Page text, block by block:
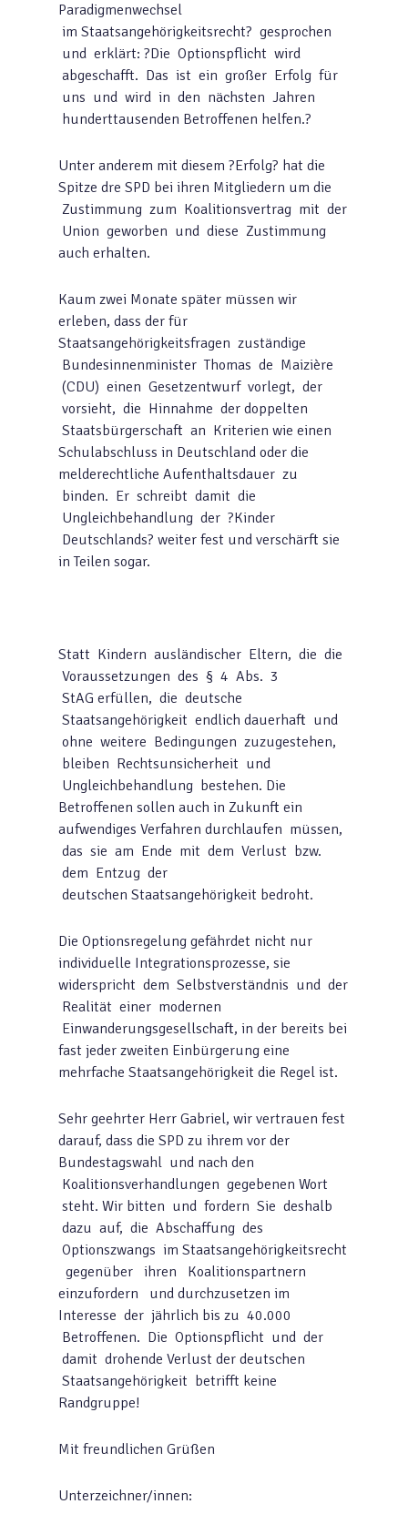
Paradigmenwechsel
im Staatsangehörigkeitsrecht? gesprochen
und erklärt: ?Die Optionspflicht wird
abgeschafft. Das ist ein großer Erfolg für
uns und wird in den nächsten Jahren
hunderttausenden Betroffenen helfen.?
Unter anderem mit diesem ?Erfolg? hat die
Spitze dre SPD bei ihren Mitgliedern um die
Zustimmung zum Koalitionsvertrag mit der
Union geworben und diese Zustimmung
auch erhalten.
Kaum zwei Monate später müssen wir
erleben, dass der für
Staatsangehörigkeitsfragen zuständige
Bundesinnenminister Thomas de Maizière
(CDU) einen Gesetzentwurf vorlegt, der
vorsieht, die Hinnahme der doppelten
Staatsbürgerschaft an Kriterien wie einen
Schulabschluss in Deutschland oder die
melderechtliche Aufenthaltsdauer zu
binden. Er schreibt damit die
Ungleichbehandlung der ?Kinder
Deutschlands? weiter fest und verschärft sie
in Teilen sogar.
Statt Kindern ausländischer Eltern, die die
Voraussetzungen des § 4 Abs. 3
StAG erfüllen, die deutsche
Staatsangehörigkeit endlich dauerhaft und
ohne weitere Bedingungen zuzugestehen,
bleiben Rechtsunsicherheit und
Ungleichbehandlung bestehen. Die
Betroffenen sollen auch in Zukunft ein
aufwendiges Verfahren durchlaufen müssen,
das sie am Ende mit dem Verlust bzw.
dem Entzug der
deutschen Staatsangehörigkeit bedroht.
Die Optionsregelung gefährdet nicht nur
individuelle Integrationsprozesse, sie
widerspricht dem Selbstverständnis und der
Realität einer modernen
Einwanderungsgesellschaft, in der bereits bei
fast jeder zweiten Einbürgerung eine
mehrfache Staatsangehörigkeit die Regel ist.
Sehr geehrter Herr Gabriel, wir vertrauen fest
darauf, dass die SPD zu ihrem vor der
Bundestagswahl und nach den
Koalitionsverhandlungen gegebenen Wort
steht. Wir bitten und fordern Sie deshalb
dazu auf, die Abschaffung des
Optionszwangs im Staatsangehörigkeitsrecht
gegenüber ihren Koalitionspartnern
einzufordern und durchzusetzen im
Interesse der jährlich bis zu 40.000
Betroffenen. Die Optionspflicht und der
damit drohende Verlust der deutschen
Staatsangehörigkeit betrifft keine
Randgruppe!
Mit freundlichen Grüßen
Unterzeichner/innen: